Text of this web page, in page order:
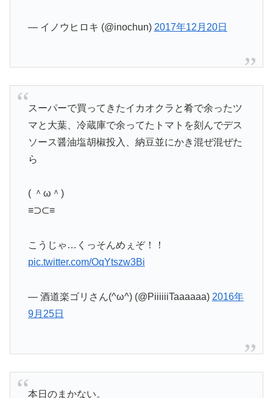
— イノウヒロキ (@inochun) 2017年12月20日
スーパーで買ってきたイカオクラと肴で余ったツ
マと大葉、冷蔵庫で余ってたトマトを刻んでデス
ソース醤油塩胡椒投入、納豆並にかき混ぜ混ぜた
ら
( ＾ω＾)
≡⊃⊂≡
こうじゃ…くっそんめぇぞ！！
pic.twitter.com/OqYtszw3Bi
— 酒道楽ゴリさん(^ω^) (@PiiiiiiTaaaaaa) 2016年
9月25日
本日のまかない。